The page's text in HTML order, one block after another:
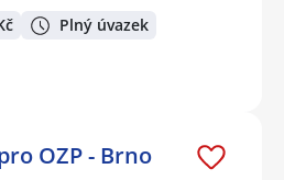
Plný úvazek
OZP - Brno